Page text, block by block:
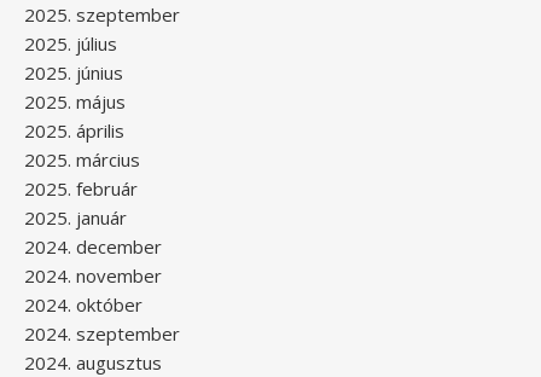
2025. szeptember
2025. július
2025. június
2025. május
2025. április
2025. március
2025. február
2025. január
2024. december
2024. november
2024. október
2024. szeptember
2024. augusztus